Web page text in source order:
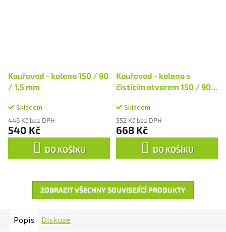
Kouřovod - koleno 150 / 90
/ 1,5 mm
Skladem
446 Kč bez DPH
540 Kč
DO KOŠÍKU
Kouřovod - koleno s
čistícím otvorem 150 / 90 /
Skladem
552 Kč bez DPH
668 Kč
DO KOŠÍKU
ZOBRAZIT VŠECHNY SOUVISEJÍCÍ PRODUKTY
Popis Diskuze